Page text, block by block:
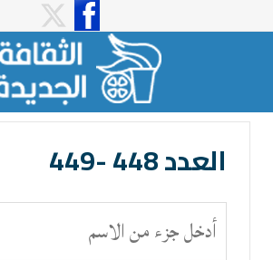
العدد 448 -449
أدخل جزء من الاسم